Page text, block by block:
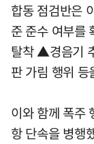
합동 점검반은
준 준수 여부를
탈착 ▲경음기
판 가림 행위
이와 함께 폭주
항 단속을 병행